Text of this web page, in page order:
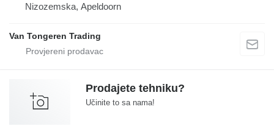
Nizozemska, Apeldoorn
Van Tongeren Trading
Prodajete tehniku?
Učinite to sa nama!